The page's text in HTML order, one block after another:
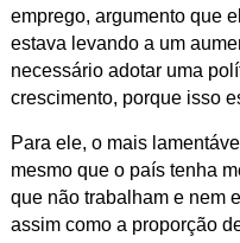
emprego, argumento que
estava levando a um
necessário adotar uma
crescimento, porque isso
Para ele, o mais
mesmo que o país tenha
que não trabalham e nem
assim como a proporção